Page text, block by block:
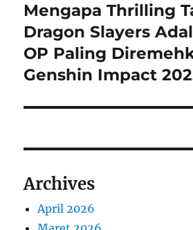
Next
post:
Mengapa Thrilling
Dragon Slayers
OP Paling
Genshin Impact
Archives
April 2026